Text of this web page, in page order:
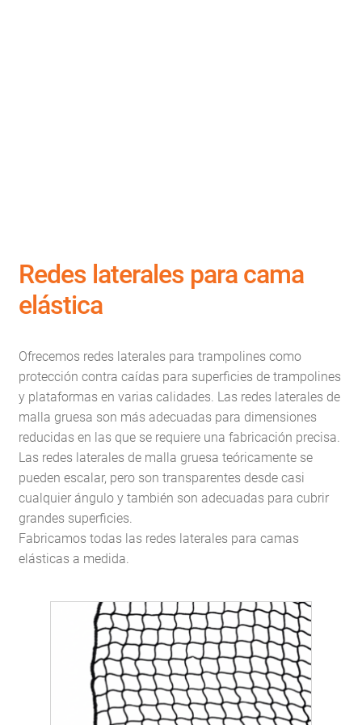
Redes laterales para cama
elástica
Ofrecemos redes laterales para trampolines como
protección contra caídas para superficies de trampolines
y plataformas en varias calidades. Las redes laterales de
malla gruesa son más adecuadas para dimensiones
reducidas en las que se requiere una fabricación precisa.
Las redes laterales de malla gruesa teóricamente se
pueden escalar, pero son transparentes desde casi
cualquier ángulo y también son adecuadas para cubrir
grandes superficies.
Fabricamos todas las redes laterales para camas
elásticas a medida.